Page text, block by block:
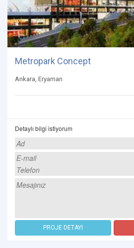
Metropark Concept
Ankara, Eryaman
Detaylı bilgi istiyorum
PROJE DETAYI